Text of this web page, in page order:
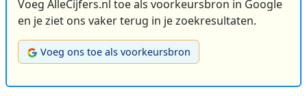
Voeg AlleCijfers.nl toe als voorkeursbron in Google
en je ziet ons vaker terug in je zoekresultaten.
Voeg ons toe als voorkeursbron